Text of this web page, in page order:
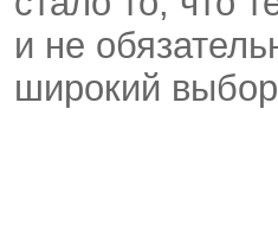
и не
широкий